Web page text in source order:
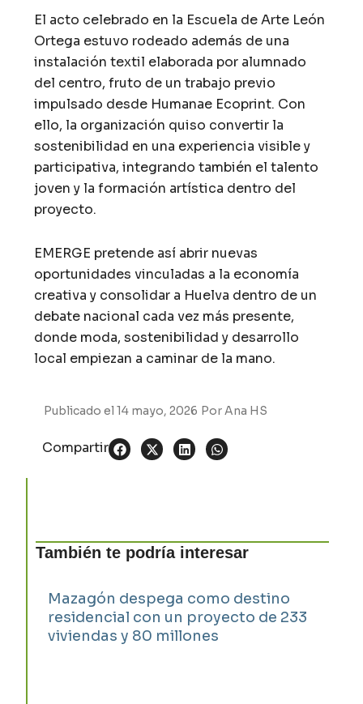
El acto celebrado en la Escuela de Arte León
Ortega estuvo rodeado además de una
instalación textil elaborada por alumnado
del centro, fruto de un trabajo previo
impulsado desde Humanae Ecoprint. Con
ello, la organización quiso convertir la
sostenibilidad en una experiencia visible y
participativa, integrando también el talento
joven y la formación artística dentro del
proyecto.
EMERGE pretende así abrir nuevas
oportunidades vinculadas a la economía
creativa y consolidar a Huelva dentro de un
debate nacional cada vez más presente,
donde moda, sostenibilidad y desarrollo
local empiezan a caminar de la mano.
Publicado el14 mayo, 2026 PorAna HS
Compartir
También te podría interesar
Mazagón despega como destino
residencial con un proyecto de 233
viviendas y 80 millones